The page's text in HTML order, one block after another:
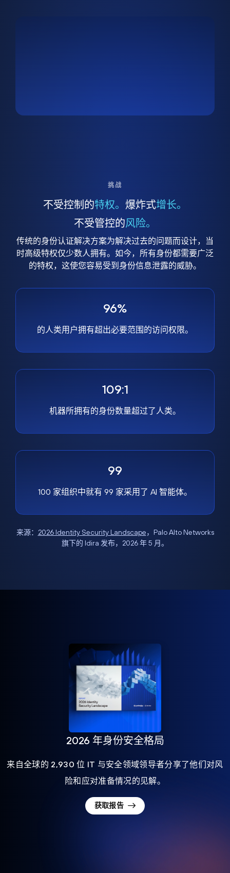
挑战
不受控制的特权。 爆炸式增长。
不受管控的风险。
传统的身份认证解决方案为解决过去的问题而设计，当
时高级特权仅少数人拥有。如今，所有身份都需要广泛
的特权，这使您容易受到身份信息泄露的威胁。
96%
的人类用户拥有超出必要范围的访问权限。
109:1
机器所拥有的身份数量超过了人类。
99
100 家组织中就有 99 家采用了 AI 智能体。
来源： 2026 Identity Security Landscape，Palo Alto Networks
旗下的 Idira 发布，2026 年 5 月。
2026 年身份安全格局
来自全球的 2,930 位 IT 与安全领域领导者分享了他们对风
险和应对准备情况的见解。
获取报告